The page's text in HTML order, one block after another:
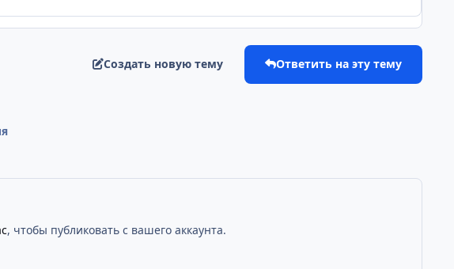
Создать новую тему Ответить на эту тему
, чтобы публиковать с вашего аккаунта.